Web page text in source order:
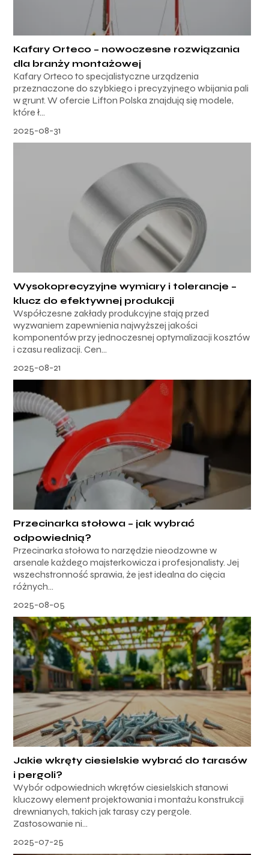
Kafary Orteco – nowoczesne rozwiązania
dla branży montażowej
Kafary Orteco to specjalistyczne urządzenia
przeznaczone do szybkiego i precyzyjnego wbijania pali
w grunt. W ofercie Lifton Polska znajdują się modele,
które ł...
2025-08-31
Wysokoprecyzyjne wymiary i tolerancje –
klucz do efektywnej produkcji
Współczesne zakłady produkcyjne stają przed
wyzwaniem zapewnienia najwyższej jakości
komponentów przy jednoczesnej optymalizacji kosztów
i czasu realizacji. Cen...
2025-08-21
Przecinarka stołowa – jak wybrać
odpowiednią?
Przecinarka stołowa to narzędzie nieodzowne w
arsenale każdego majsterkowicza i profesjonalisty. Jej
wszechstronność sprawia, że jest idealna do cięcia
różnych...
2025-08-05
Jakie wkręty ciesielskie wybrać do tarasów
i pergoli?
Wybór odpowiednich wkrętów ciesielskich stanowi
kluczowy element projektowania i montażu konstrukcji
drewnianych, takich jak tarasy czy pergole.
Zastosowanie ni...
2025-07-25